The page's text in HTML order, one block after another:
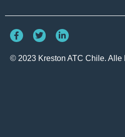
© 2023 Kreston ATC Chile. Alle